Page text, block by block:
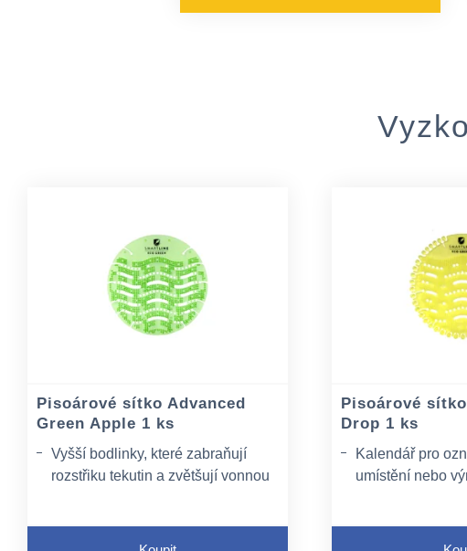
Pisoárové sítko Advanced
Green Apple 1 ks
Vyšší bodlinky, které zabraňují
rozstřiku tekutin a zvětšují vonnou
Perforace, která umožňuje průtok
tekutin do odpadu
Pisoárové
Drop 1 ks
Kalendář pro
umístění nebo
rozstřiku tekutin